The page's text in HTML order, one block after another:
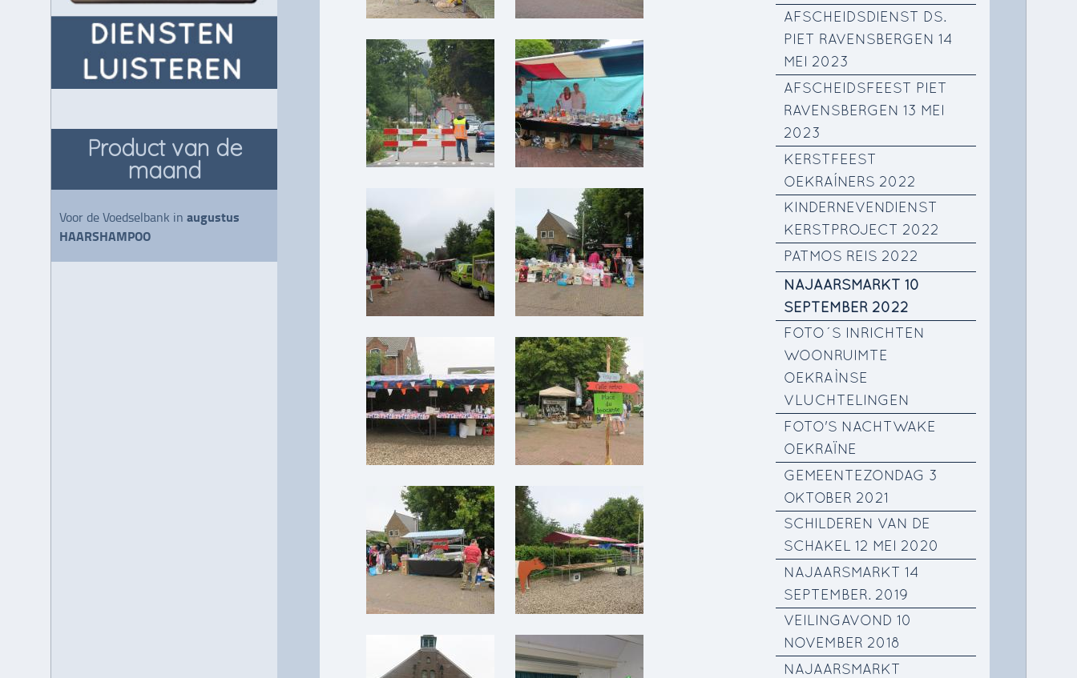
AFSCHEIDSDIENST DS.
PIET RAVENSBERGEN 14
MEI 2023
AFSCHEIDSFEEST PIET
RAVENSBERGEN 13 MEI
2023
KERSTFEEST
OEKRAÍNERS 2022
KINDERNEVENDIENST
KERSTPROJECT 2022
PATMOS REIS 2022
NAJAARSMARKT 10
SEPTEMBER 2022
FOTO´S INRICHTEN
WOONRUIMTE
OEKRAÌNSE
VLUCHTELINGEN
FOTO'S NACHTWAKE
OEKRAÏNE
GEMEENTEZONDAG 3
OKTOBER 2021
SCHILDEREN VAN DE
SCHAKEL 12 MEI 2020
NAJAARSMARKT 14
SEPTEMBER. 2019
VEILINGAVOND 10
NOVEMBER 2018
NAJAARSMARKT
Product van de
maand
Voor de Voedselbank in augustus
HAARSHAMPOO